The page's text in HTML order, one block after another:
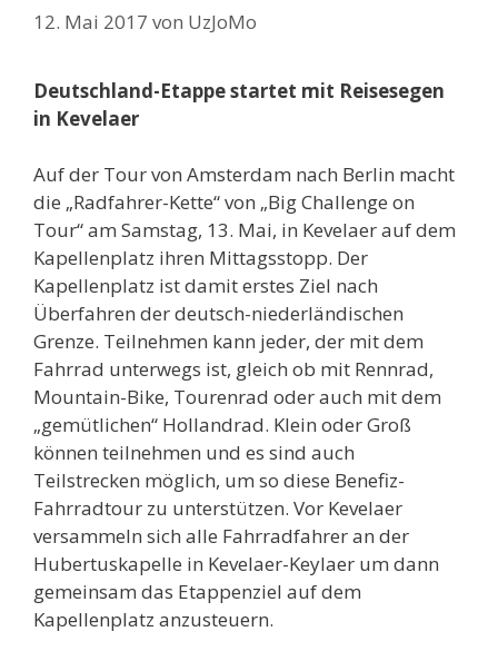
12. Mai 2017 von UzJoMo
Deutschland-Etappe startet mit Reisesegen
in Kevelaer
Auf der Tour von Amsterdam nach Berlin macht
die „Radfahrer-Kette“ von „Big Challenge on
Tour“ am Samstag, 13. Mai, in Kevelaer auf dem
Kapellenplatz ihren Mittagsstopp. Der
Kapellenplatz ist damit erstes Ziel nach
Überfahren der deutsch-niederländischen
Grenze. Teilnehmen kann jeder, der mit dem
Fahrrad unterwegs ist, gleich ob mit Rennrad,
Mountain-Bike, Tourenrad oder auch mit dem
„gemütlichen“ Hollandrad. Klein oder Groß
können teilnehmen und es sind auch
Teilstrecken möglich, um so diese Benefiz-
Fahrradtour zu unterstützen. Vor Kevelaer
versammeln sich alle Fahrradfahrer an der
Hubertuskapelle in Kevelaer-Keylaer um dann
gemeinsam das Etappenziel auf dem
Kapellenplatz anzusteuern.